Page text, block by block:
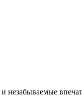
незабываемые